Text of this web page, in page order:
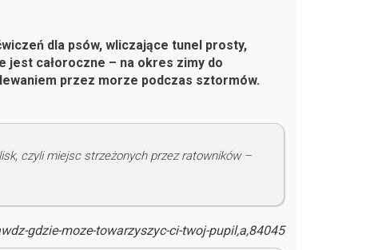
dla psów, wliczające tunel prosty,
jest całoroczne – na okres zimy do
przez morze podczas sztormów.
czyli miejsc strzeżonych przez ratowników –
gdzie-moze-towarzyszyc-ci-twoj-pupil,a,84045